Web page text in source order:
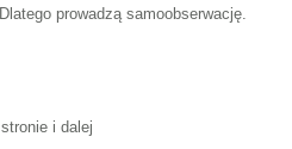
prowadzą samoobserwację.
i dalej